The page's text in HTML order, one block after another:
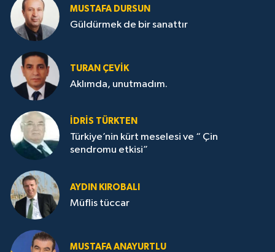
MUSTAFA DURSUN
Güldürmek de bir sanattır
TURAN ÇEVİK
Aklımda, unutmadım.
İDRİS TÜRKTEN
Türkiye’nin kürt meselesi ve “ Çin
sendromu etkisi”
AYDIN KIROBALI
Müflis tüccar
MUSTAFA ANAYURTLU